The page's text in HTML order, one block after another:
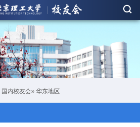
国内校友会» 华东地区